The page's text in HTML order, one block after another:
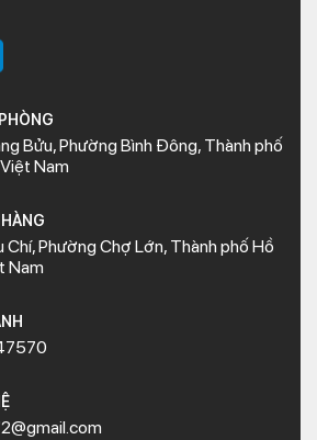
Bửu, Phường Bình Đông, Thành phố
Nam
Chí, Phường Chợ Lớn, Thành phố Hồ
Nam